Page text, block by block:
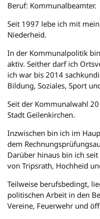
Beruf: Kommunalbeamter.
Seit 1997 lebe ich mit
Niederheid.
In der Kommunalpolitik
aktiv. Seither darf ich
ich war bis 2014
Bildung, Soziales, Sport
Seit der Kommunalwahl
Stadt Geilenkirchen.
Inzwischen bin ich im
dem
Darüber hinaus bin ich
von Tripsrath, Hochheid
Teilweise berufsbedingt,
politischen Arbeit in den
Vereine, Feuerwehr und